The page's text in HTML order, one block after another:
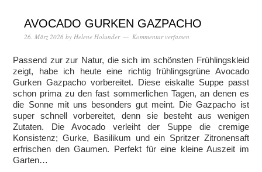
AVOCADO GURKEN GAZPACHO
26. März 2026 by Helene Holunder Kommentar verfassen
Passend zur zur Natur, die sich im schönsten Frühlingskleid
zeigt, habe ich heute eine richtig frühlingsgrüne Avocado
Gurken Gazpacho vorbereitet. Diese eiskalte Suppe passt
schon prima zu den fast sommerlichen Tagen, an denen es
die Sonne mit uns besonders gut meint. Die Gazpacho ist
super schnell vorbereitet, denn sie besteht aus wenigen
Zutaten. Die Avocado verleiht der Suppe die cremige
Konsistenz; Gurke, Basilikum und ein Spritzer Zitronensaft
erfrischen den Gaumen. Perfekt für eine kleine Auszeit im
Garten…